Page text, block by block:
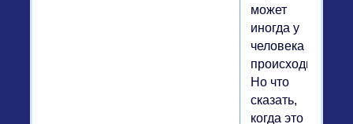
может
иногда у
человека
происходить.
Но что
сказать,
когда это